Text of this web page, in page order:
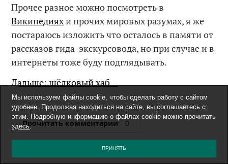
Прочее разное можно посмотреть в
Википедияхи прочих мировых разумах, я же
постараюсь изложить что осталось в памяти от
рассказов гида-экскурсовода, но при случае и в
интернеты тоже буду подглядывать.
Дальше: шёлковый хаб…
Прочитать комментарии 0
Мы используем файлы cookie, чтобы сделать работу с сайтом
удобнее. Продолжая находиться на сайте, вы соглашаетесь с
этим. Подробную информацию о файлах cookie можно прочитать
здесь.
ПРИНЯТЬ